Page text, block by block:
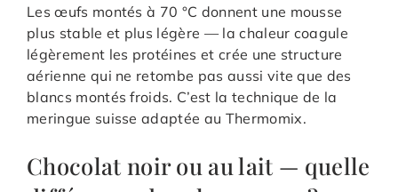
Les œufs montés à 70 °C donnent une mousse
plus stable et plus légère — la chaleur coagule
légèrement les protéines et crée une structure
aérienne qui ne retombe pas aussi vite que des
blancs montés froids. C’est la technique de la
meringue suisse adaptée au Thermomix.
Chocolat noir ou au lait — quelle